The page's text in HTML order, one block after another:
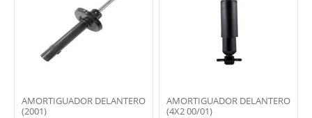
AMORTIGUADOR DELANTERO
(2001)
AMORTIGUADOR DELANTERO
(4X2 00/01)